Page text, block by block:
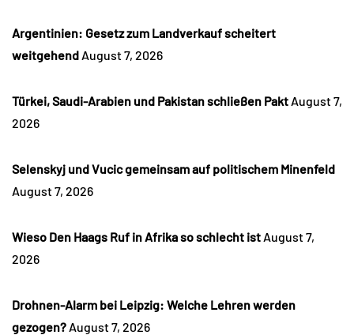
Argentinien: Gesetz zum Landverkauf scheitert
weitgehend August 7, 2026
Türkei, Saudi-Arabien und Pakistan schließen Pakt August 7,
2026
Selenskyj und Vucic gemeinsam auf politischem Minenfeld
August 7, 2026
Wieso Den Haags Ruf in Afrika so schlecht ist August 7,
2026
Drohnen-Alarm bei Leipzig: Welche Lehren werden
gezogen? August 7, 2026